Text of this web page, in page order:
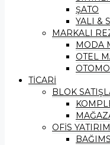
ŞATO
YALI &
MARKALI
MODA
OTEL
TİCARİ
BLOK
OFİS